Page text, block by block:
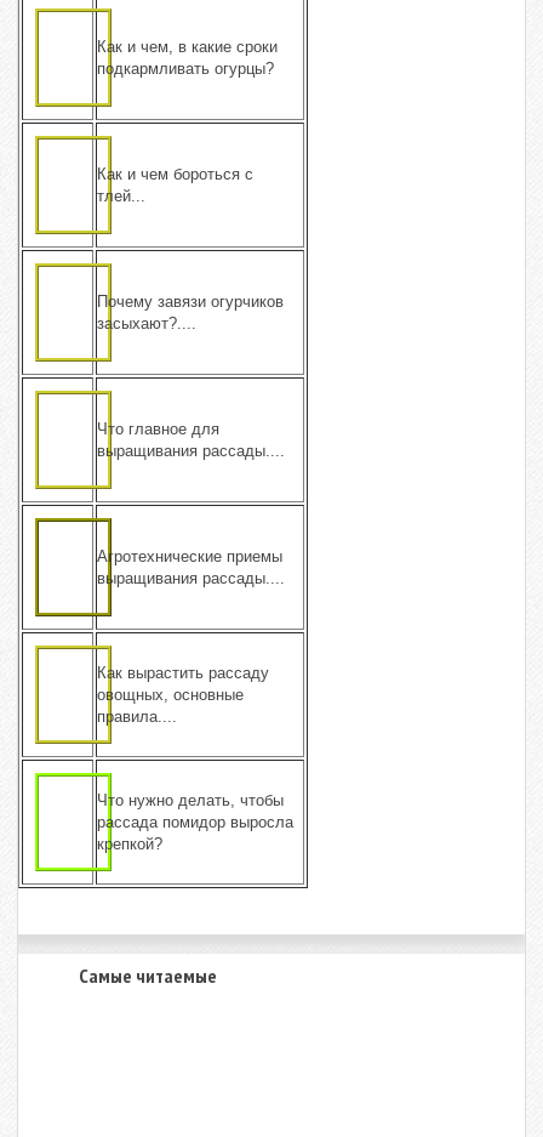
Как и чем, в какие сроки
подкармливать огурцы?
Как и чем бороться с
тлей...
Почему завязи огурчиков
засыхают?....
Что главное для
выращивания рассады....
Агротехнические приемы
выращивания рассады....
Как вырастить рассаду
овощных, основные
правила....
Что нужно делать, чтобы
рассада помидор выросла
крепкой?
Самые читаемые